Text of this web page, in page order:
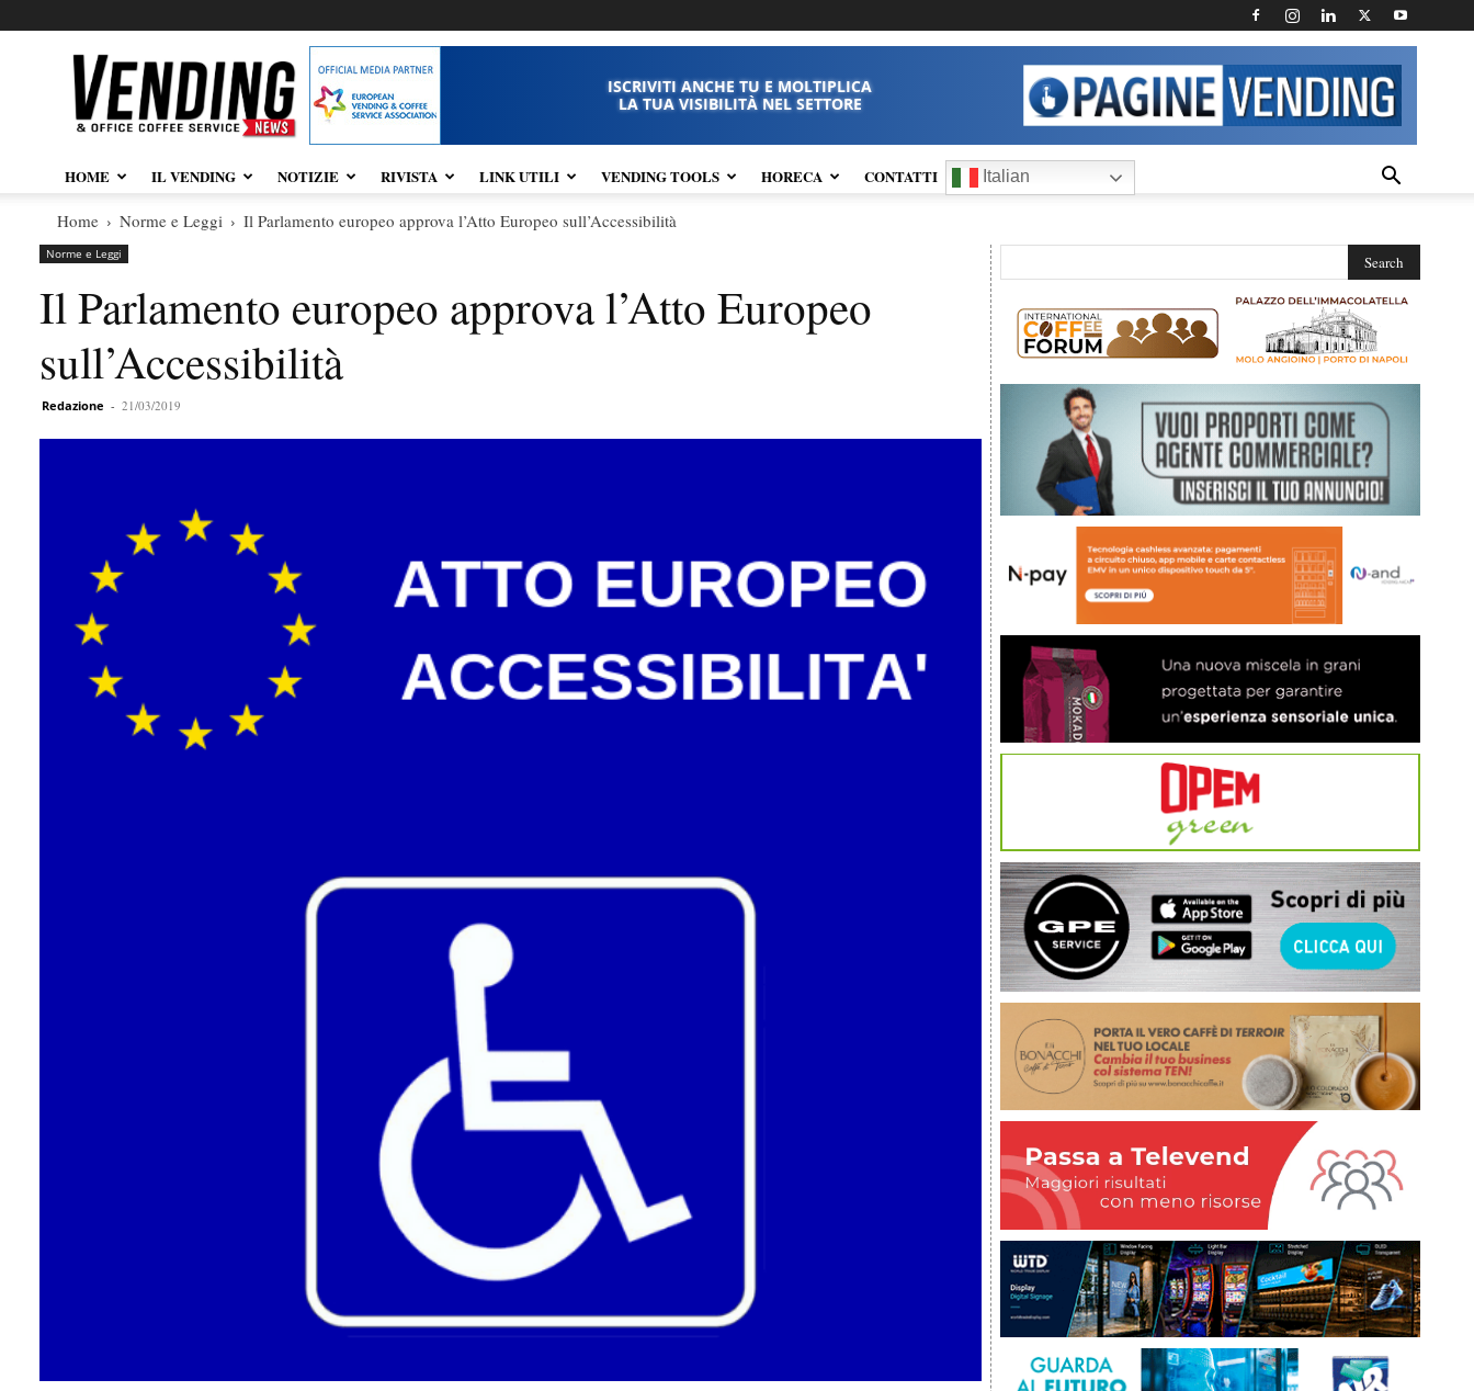
Vendingnews.it
ISCRIVITI ANCHE TU E MOLTIPLICA
LA TUA VISIBILITÀ NEL SETTORE
HOME IL VENDING NOTIZIE RIVISTA LINK UTILI VENDING TOOLS HORECA CONTATTI Italian
Home Norme e Leggi Il Parlamento europeo approva l’Atto Europeo sull’Accessibilità
Norme e Leggi
Il Parlamento europeo approva l’Atto Europeo
sull’Accessibilità
Redazione - 21/03/2019